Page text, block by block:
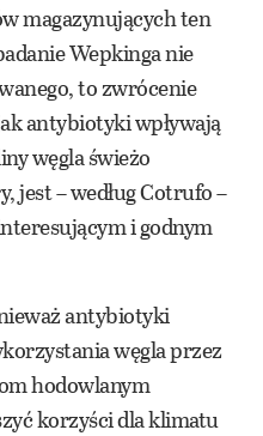
magazynujących ten
Wepkinga nie
to zwrócenie
antybiotyki wpływają
węgla świeżo
jest – według Cotrufo –
i godnym
antybiotyki
węgla przez
hodowlanym
korzyści dla klimatu